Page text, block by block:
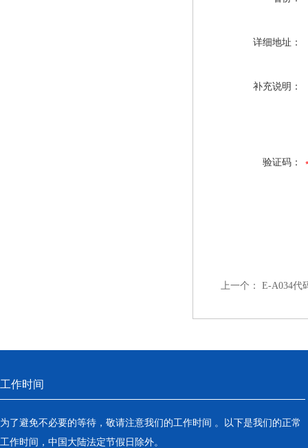
详细地址：
补充说明：
验证码：
上一个： E-A034代
工作时间
为了避免不必要的等待，敬请注意我们的工作时间 。以下是我们的正常
工作时间，中国大陆法定节假日除外。